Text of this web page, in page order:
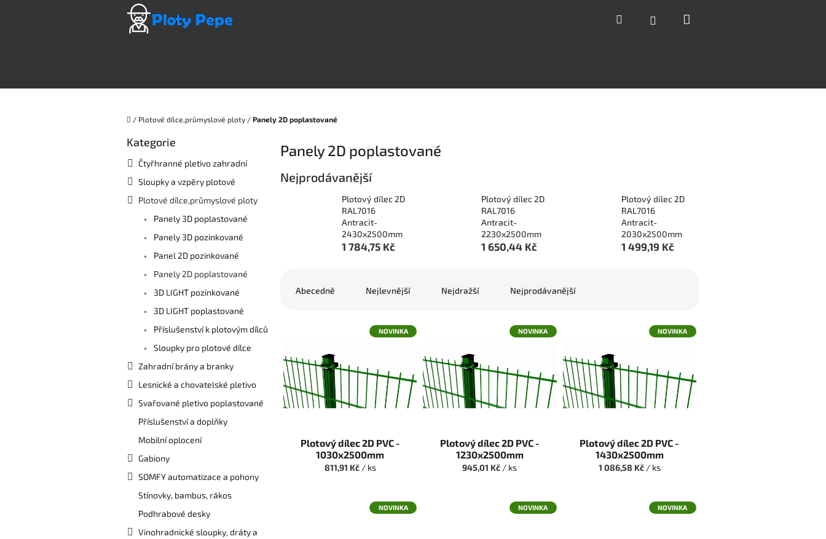
Hledat Přihlášení
Domů
/ Plotové dílce,průmyslové ploty / Panely 2D poplastované
Přeskočit
Kategorie
Čtyřhranné pletivo zahradní
Sloupky a vzpěry plotové
Plotové dílce,průmyslové ploty
Panely 3D poplastované
Panely 3D pozinkované
Panel 2D pozinkované
Panely 2D poplastované
3D LIGHT pozinkované
3D LIGHT poplastované
Příslušenství k plotovým dílců
Sloupky pro plotové dílce
Zahradní brány a branky
Lesnické a chovatelské pletivo
Svařované pletivo poplastované
Příslušenství a doplňky
Mobilní oplocení
Gabiony
SOMFY automatizace a pohony
Stínovky, bambus, rákos
Podhrabové desky
Vinohradnické sloupky, dráty a
Panely 2D poplastované
Nejprodávanější
Plotový dílec 2D
RAL7016
Antracit-
2430x2500mm
1 784,75 Kč
Plotový dílec 2D
RAL7016
Antracit-
2230x2500mm
1 650,44 Kč
Plotový dílec 2D
RAL7016
Antracit-
2030x2500mm
1 499,19 Kč
p
r
o
d
u
Abecedně Nejlevnější Nejdražší Nejprodávanější
p
s
p
r
NOVINKA
Plotový dílec 2D PVC -
1030x2500mm
811,91 Kč / ks
NOVINKA
Plotový dílec 2D PVC -
1230x2500mm
945,01 Kč / ks
NOVINKA
Plotový dílec 2D PVC -
1430x2500mm
1 086,58 Kč / ks
NOVINKA NOVINKA NOVINKA